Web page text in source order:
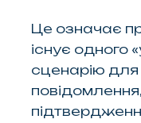
Це означає
існує одного
сценарію для